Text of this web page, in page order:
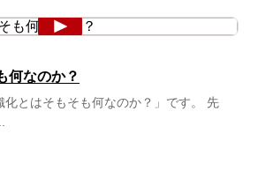
何なのか？
化とはそもそも何なのか？」です。 先